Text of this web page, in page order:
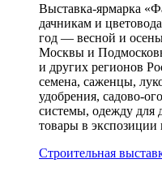
Выставка-ярмарка
дачникам и
год — весной и
Москвы и
и других регионов
семена, саженцы,
удобрения, садово-
системы, одежду для
товары в
Строительная